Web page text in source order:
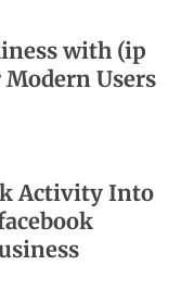
with (ip
Modern Users
Activity Into